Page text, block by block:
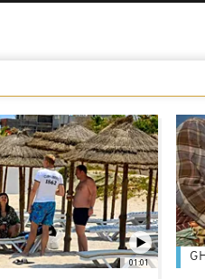
01:01